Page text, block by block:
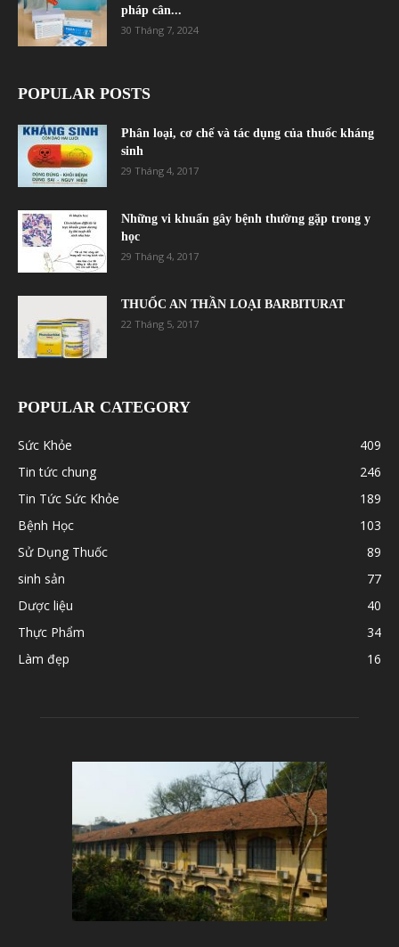
pháp cân...
30 Tháng 7, 2024
POPULAR POSTS
Phân loại, cơ chế và tác dụng của thuốc kháng
sinh
29 Tháng 4, 2017
Những vi khuẩn gây bệnh thường gặp trong y
học
29 Tháng 4, 2017
THUỐC AN THẦN LOẠI BARBITURAT
22 Tháng 5, 2017
POPULAR CATEGORY
Sức Khỏe
409
Tin tức chung
246
Tin Tức Sức Khỏe
189
Bệnh Học
103
Sử Dụng Thuốc
89
sinh sản
77
Dược liệu
40
Thực Phẩm
34
Làm đẹp
16